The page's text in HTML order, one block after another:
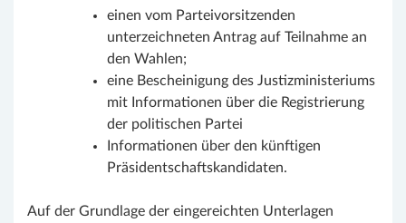
einen vom Parteivorsitzenden
unterzeichneten Antrag auf Teilnahme an
den Wahlen;
eine Bescheinigung des Justizministeriums
mit Informationen über die Registrierung
der politischen Partei
Informationen über den künftigen
Präsidentschaftskandidaten.
Auf der Grundlage der eingereichten Unterlagen